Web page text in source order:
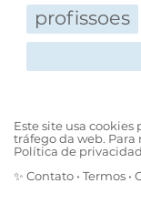
profissoes
Este site usa
tráfego da web. Para
Política de
✨ Contato • Termos •